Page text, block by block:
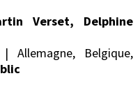
Verset, Delphine
Allemagne, Belgique,